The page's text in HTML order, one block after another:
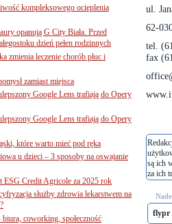
ul.
62-
tel.
fax
są ich
za ich
flypr
kompleksowego ocieplenia
opanują G City Biała. Przed
dzień pełen rodzinnych
zmienia leczenie chorób płuc i
zamiast miejsca
Google Lens trafiają do Opery
Google Lens trafiają do Opery
które warto mieć pod ręką
u dzieci – 3 sposoby na oswajanie
ESG Credit Agricole za 2025 rok
służby zdrowia lekarstwem na
coworking, społeczność